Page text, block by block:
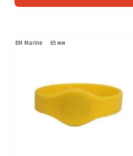
EM Marine 65 мм